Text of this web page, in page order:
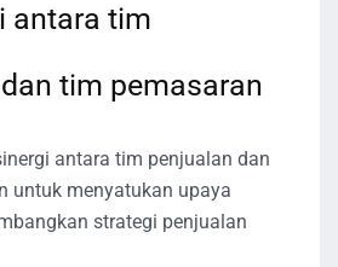
antara tim
tim pemasaran
antara tim penjualan dan
untuk menyatukan upaya
strategi penjualan